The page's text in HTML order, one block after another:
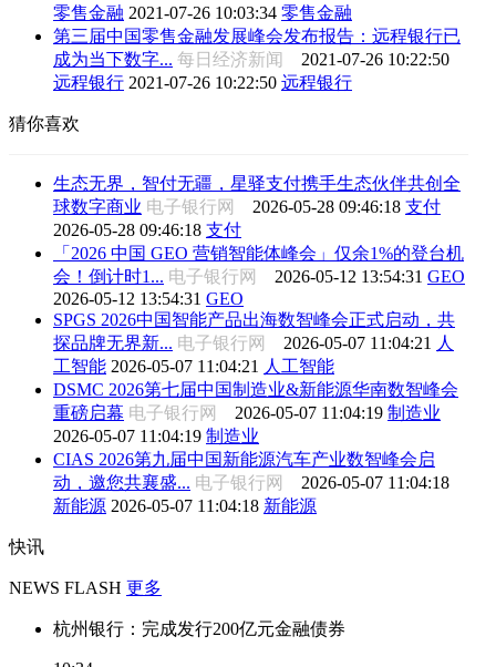
零售金融 2021-07-26 10:03:34 零售金融
第三届中国零售金融发展峰会发布报告：远程银行已
成为当下数字... 每日经济新闻 2021-07-26 10:22:50
远程银行 2021-07-26 10:22:50 远程银行
猜你喜欢
生态无界，智付无疆，星驿支付携手生态伙伴共创全
球数字商业 电子银行网 2026-05-28 09:46:18 支付
2026-05-28 09:46:18 支付
「2026 中国 GEO 营销智能体峰会」仅余1%的登台机
会！倒计时1... 电子银行网 2026-05-12 13:54:31 GEO
2026-05-12 13:54:31 GEO
SPGS 2026中国智能产品出海数智峰会正式启动，共
探品牌无界新... 电子银行网 2026-05-07 11:04:21 人
工智能 2026-05-07 11:04:21 人工智能
DSMC 2026第七届中国制造业&新能源华南数智峰会
重磅启幕 电子银行网 2026-05-07 11:04:19 制造业
2026-05-07 11:04:19 制造业
CIAS 2026第九届中国新能源汽车产业数智峰会启
动，邀您共襄盛... 电子银行网 2026-05-07 11:04:18
新能源 2026-05-07 11:04:18 新能源
快讯
NEWS FLASH 更多
杭州银行：完成发行200亿元金融债券